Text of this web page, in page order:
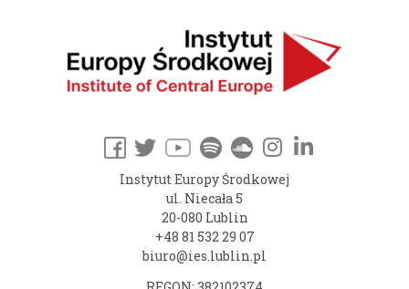
Instytut Europy Środkowej
ul. Niecała 5
20-080 Lublin
+48 81 532 29 07
biuro@ies.lublin.pl